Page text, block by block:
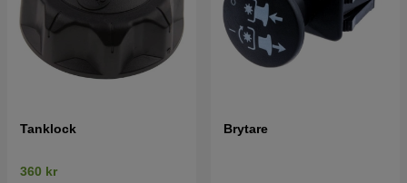
Tanklock
360 kr
Brytare